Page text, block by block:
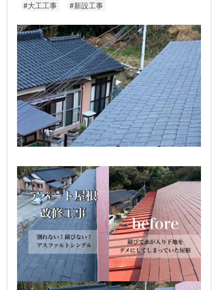
#大工工事
#新設工事